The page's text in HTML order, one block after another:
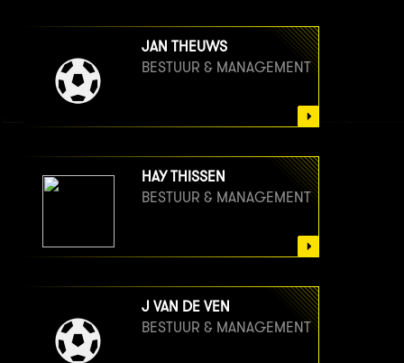
JAN THEUWS
BESTUUR & MANAGEMENT
HAY THISSEN
BESTUUR & MANAGEMENT
J VAN DE VEN
BESTUUR & MANAGEMENT